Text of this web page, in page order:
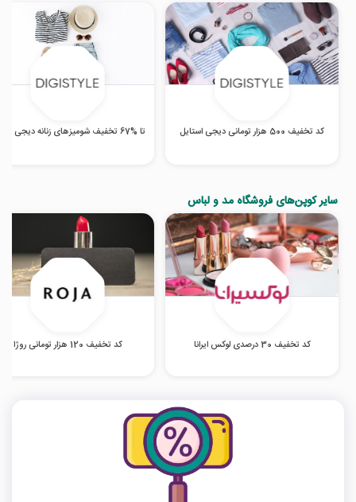
کد تخفیف 500 هزار تومانی دیجی استایل تا %67 تخفیف شومیزهای زنانه دیجی استایل
سایر کوپن‌های فروشگاه مد و لباس
کد تخفیف 30 درصدی لوکس ایرانا کد تخفیف 120 هزار تومانی روژا